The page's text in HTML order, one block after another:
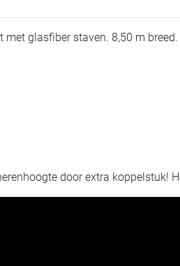
met glasfiber staven. 8,50 m breed.
door extra koppelstuk!